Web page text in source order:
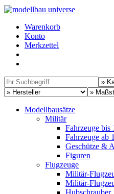
Warenkorb
Konto
Merkzettel
Modellbausätze
Militär
Fahrzeuge bis
Fahrzeuge ab
Geschütze &
Figuren
Flugzeuge
Militär-
Militär-
Hubschrauber